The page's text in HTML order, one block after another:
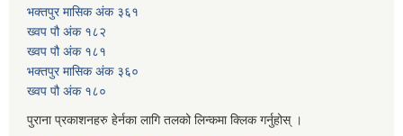
भक्तपुर मासिक अंक ३६१
ख्वप पौ अंक १८२
ख्वप पौ अंक १८१
भक्तपुर मासिक अंक ३६०
ख्वप पौ अंक १८०
पुराना प्रकाशनहरु हेर्नका लागि तलको लिन्कमा क्लिक गर्नुहोस् ।